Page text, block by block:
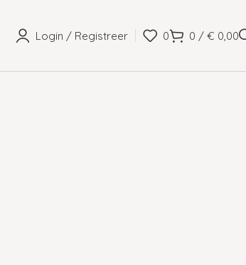
Login / Registreer 0 0 / € 0,00